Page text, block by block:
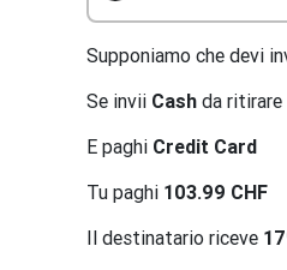
Supponiamo che devi
Se invii Cash da ritirare
E paghi Credit Card
Tu paghi 103.99 CHF
Il destinatario riceve